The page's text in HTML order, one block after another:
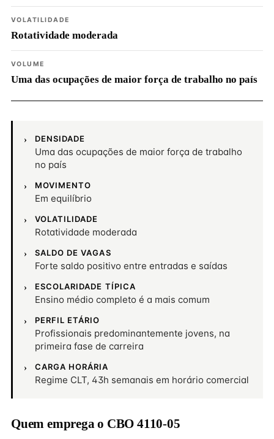
VOLATILIDADE
Rotatividade moderada
VOLUME
Uma das ocupações de maior força de trabalho no país
DENSIDADE
Uma das ocupações de maior força de trabalho
no país
MOVIMENTO
Em equilíbrio
VOLATILIDADE
Rotatividade moderada
SALDO DE VAGAS
Forte saldo positivo entre entradas e saídas
ESCOLARIDADE TÍPICA
Ensino médio completo é a mais comum
PERFIL ETÁRIO
Profissionais predominantemente jovens, na
primeira fase de carreira
CARGA HORÁRIA
Regime CLT, 43h semanais em horário comercial
Quem emprega o CBO 4110-05